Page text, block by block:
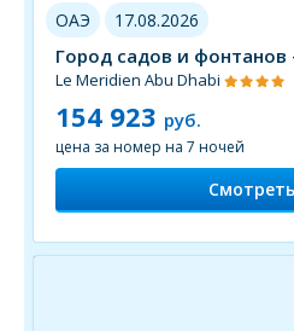
ОАЭ 17.08.2026
Город садов и фонтанов
Le Meridien Abu Dhabi
154 923 руб.
цена за номер на 7 ночей